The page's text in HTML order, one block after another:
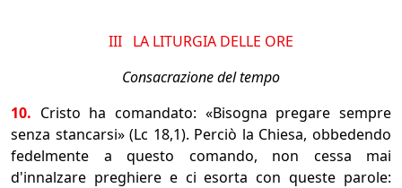
III LA LITURGIA DELLE ORE
Consacrazione del tempo
10. Cristo ha comandato: «Bisogna pregare sempre
senza stancarsi» (Lc 18,1). Perciò la Chiesa, obbedendo
fedelmente a questo comando, non cessa mai
d'innalzare preghiere e ci esorta con queste parole: